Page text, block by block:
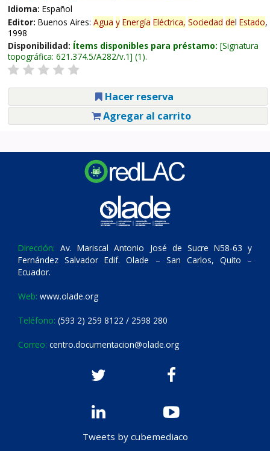
Idioma: Español
Editor: Buenos Aires: Agua y Energía Eléctrica, Sociedad del Estado,
1998
Disponibilidad: Ítems disponibles para préstamo: Signatura
topográfica: 621.374.5/A282/v.1 (1).
Hacer reserva
Agregar al carrito
Dirección: Av. Mariscal Antonio José de Sucre N58-63 y
Fernández Salvador Edif. Olade – San Carlos, Quito –
Ecuador.
Web: www.olade.org
Teléfono: (593 2) 259 8122 / 2598 280
Correo: centro.documentacion@olade.org
Tweets by cubemediaco